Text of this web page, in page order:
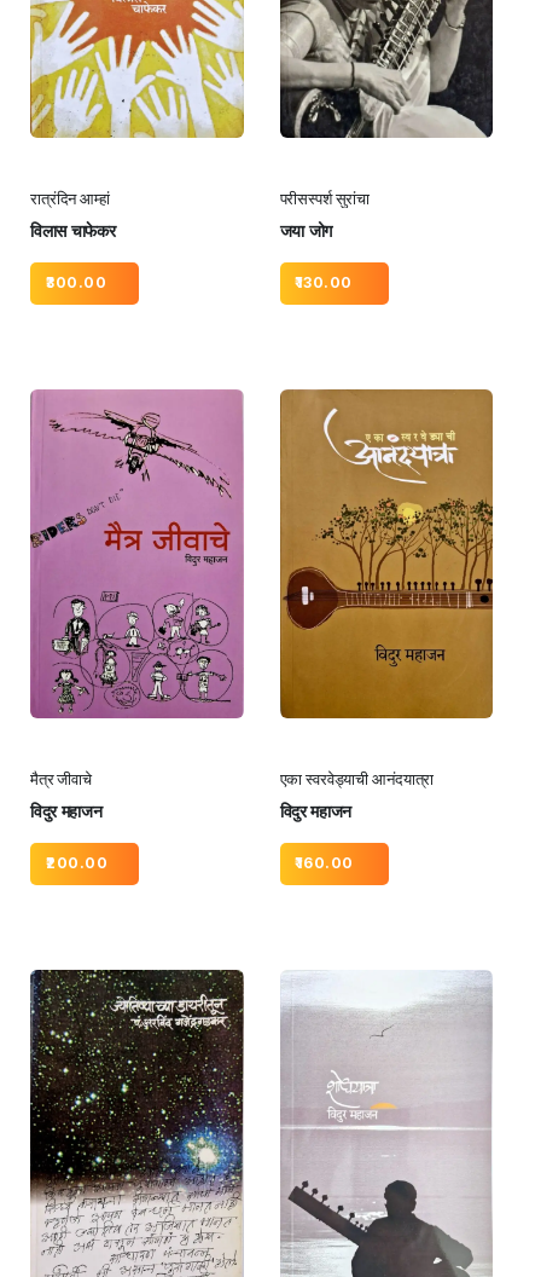
रात्रंदिन आम्हां
विलास चाफेकर
300.00
परीसस्पर्श सुरांचा
जया जोग
130.00
मैत्र जीवाचे
विदुर महाजन
200.00
एका स्वरवेड्याची आनंदयात्रा
विदुर महाजन
160.00